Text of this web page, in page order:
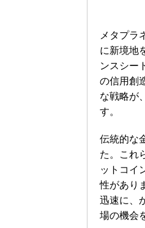
メタプラ
に新境地
ンスシー
の信用創
な戦略が
す。
伝統的な
た。これ
ットコイ
性があり
迅速に、
場の機会